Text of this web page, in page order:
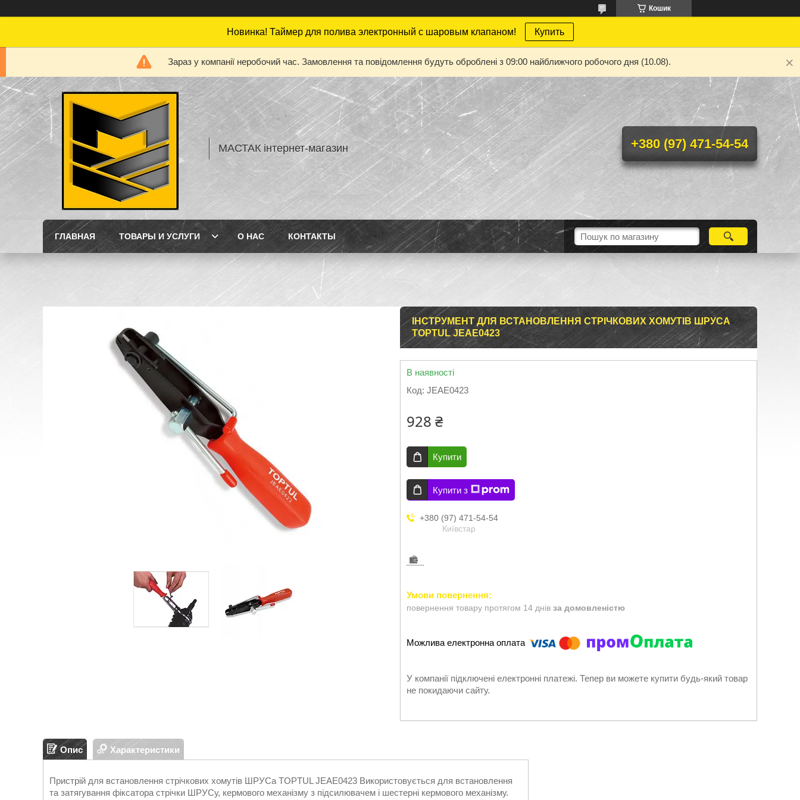
Кошик
Новинка! Таймер для полива электронный с шаровым клапаном! Купить
Зараз у компанії неробочий час. Замовлення та повідомлення будуть оброблені з 09:00 найближчого робочого дня (10.08).
МАСТАК інтернет-магазин +380 (97) 471-54-54
ГЛАВНАЯ ТОВАРЫ И УСЛУГИ О НАС КОНТАКТЫ
ІНСТРУМЕНТ ДЛЯ ВСТАНОВЛЕННЯ СТРІЧКОВИХ ХОМУТІВ ШРУСА
TOPTUL JEAE0423
В наявності
Код: JEAE0423
928 ₴
Купити
Купити з
+380 (97) 471-54-54
Київстар
повернення товару протягом 14 днів за домовленістю
У компанії підключені електронні платежі. Тепер ви можете купити будь-який товар
не покидаючи сайту.
Опис Характеристики
Пристрій для встановлення стрічкових хомутів ШРУСа TOPTUL JEAE0423 Використовується для встановлення
та затягування фіксатора стрічки ШРУСу, кермового механізму з підсилювачем і шестерні кермового механізму.